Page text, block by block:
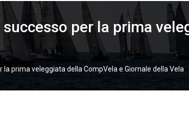
successo per la prima
prima veleggiata della CompVela e Giornale della Vela